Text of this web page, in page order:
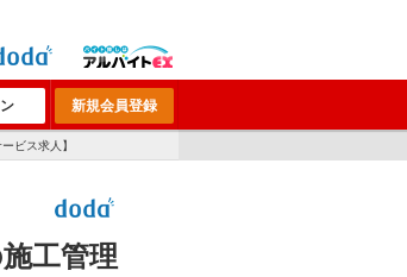
新規会員登録
ビス求人】
工管理